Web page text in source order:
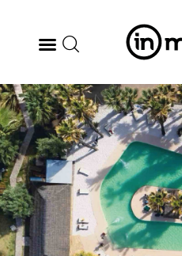
BODEGAS
GASTRONOMÍA
ARTE & CULTURA
MÚSICA